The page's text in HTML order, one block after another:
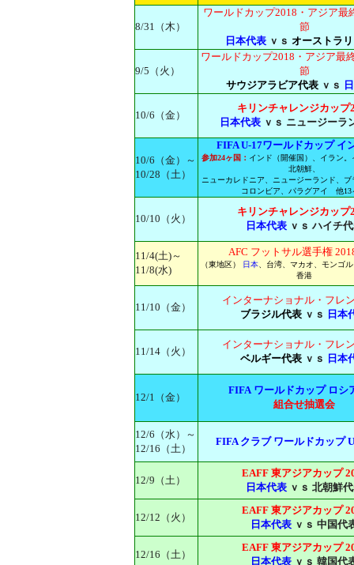
8/31（木）
ワールドカップ2018・アジア最
節
日本代表 ｖｓ オーストラ
9/5（火）
ワールドカップ2018・アジア最
節
サウジアラビア代表 ｖｓ
10/6（金）
キリンチャレンジカップ
日本代表 ｖｓ ニュージーラ
10/6（金）～
10/28（土）
FIFA U-17ワールドカップ イ
参加24ヶ国： インド（開催国）、イラン
北朝鮮、
ニューカレドニア、ニュージーランド、
コロンビア、パラグアイ 他13
10/10（火）
キリンチャレンジカップ
日本代表 ｖｓ ハイチ
11/4(土)～
11/8(水)
AFC フットサル選手権
（東地区） 日本、台湾、マカオ、モンゴ
香港
11/10（金）
インターナショナル・フレ
ブラジル代表 ｖｓ 日本
11/14（火）
インターナショナル・フレ
ベルギー代表 ｖｓ 日本
12/1（金）
FIFA ワールドカップ ロシ
組合せ抽選会
12/6（水）～
12/16（土）
FIFA クラブ ワールドカップ
12/9（土）
EAFF 東アジアカップ
日本代表 ｖｓ 北朝鮮
12/12（火）
EAFF 東アジアカップ
日本代表 ｖｓ 中国代
12/16（土）
EAFF 東アジアカップ
日本代表 ｖｓ 韓国代